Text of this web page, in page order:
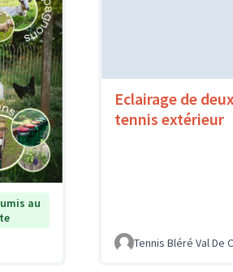
au
Eclairage de
tennis extérieur
Tennis Bléré Val De